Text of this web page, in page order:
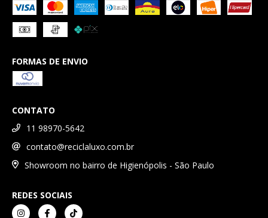
FORMAS DE ENVIO
CONTATO
11 98970-5642
contato@reciclaluxo.com.br
Showroom no bairro de Higienópolis - São Paulo
REDES SOCIAIS